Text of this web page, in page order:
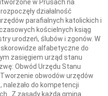
w Prusach na
działalność
parafialnych katolickich i
kościelnych ksiąg
urodzeń, ślubów i zgonów. W
skorowidze alfabetyczne do
zasięgiem urząd stanu
Obwód Urzędu Stanu
obwodów urzędów
do kompetencji
. Z zasady każda gmina